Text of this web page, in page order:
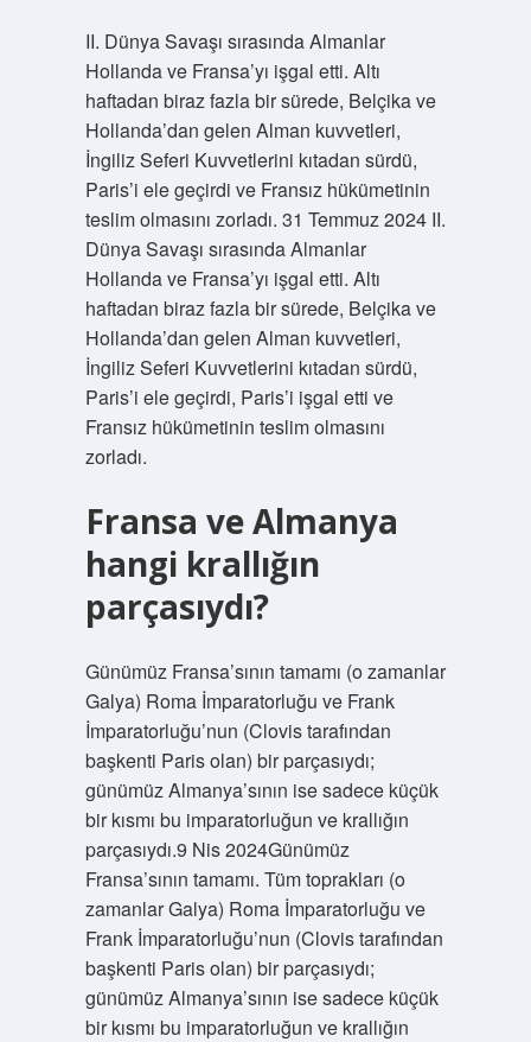
II. Dünya Savaşı sırasında Almanlar
Hollanda ve Fransa’yı işgal etti. Altı
haftadan biraz fazla bir sürede, Belçika ve
Hollanda’dan gelen Alman kuvvetleri,
İngiliz Seferi Kuvvetlerini kıtadan sürdü,
Paris’i ele geçirdi ve Fransız hükümetinin
teslim olmasını zorladı. 31 Temmuz 2024 II.
Dünya Savaşı sırasında Almanlar
Hollanda ve Fransa’yı işgal etti. Altı
haftadan biraz fazla bir sürede, Belçika ve
Hollanda’dan gelen Alman kuvvetleri,
İngiliz Seferi Kuvvetlerini kıtadan sürdü,
Paris’i ele geçirdi, Paris’i işgal etti ve
Fransız hükümetinin teslim olmasını
zorladı.
Fransa ve Almanya
hangi krallığın
parçasıydı?
Günümüz Fransa’sının tamamı (o zamanlar
Galya) Roma İmparatorluğu ve Frank
İmparatorluğu’nun (Clovis tarafından
başkenti Paris olan) bir parçasıydı;
günümüz Almanya’sının ise sadece küçük
bir kısmı bu imparatorluğun ve krallığın
parçasıydı.9 Nis 2024Günümüz
Fransa’sının tamamı. Tüm toprakları (o
zamanlar Galya) Roma İmparatorluğu ve
Frank İmparatorluğu’nun (Clovis tarafından
başkenti Paris olan) bir parçasıydı;
günümüz Almanya’sının ise sadece küçük
bir kısmı bu imparatorluğun ve krallığın